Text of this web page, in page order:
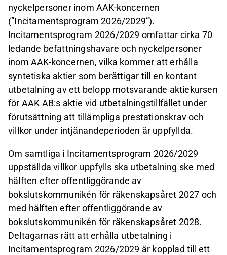
nyckelpersoner inom AAK-koncernen
(”Incitamentsprogram 2026/2029”).
Incitamentsprogram 2026/2029 omfattar cirka 70
ledande befattningshavare och nyckelpersoner
inom AAK-koncernen, vilka kommer att erhålla
syntetiska aktier som berättigar till en kontant
utbetalning av ett belopp motsvarande aktiekursen
för AAK AB:s aktie vid utbetalningstillfället under
förutsättning att tillämpliga prestationskrav och
villkor under intjänandeperioden är uppfyllda.
Om samtliga i Incitamentsprogram 2026/2029
uppställda villkor uppfylls ska utbetalning ske med
hälften efter offentliggörande av
bokslutskommunikén för räkenskapsåret 2027 och
med hälften efter offentliggörande av
bokslutskommunikén för räkenskapsåret 2028.
Deltagarnas rätt att erhålla utbetalning i
Incitamentsprogram 2026/2029 är kopplad till ett